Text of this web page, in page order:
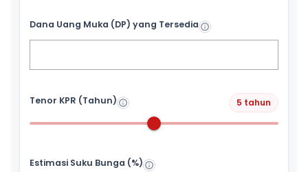
Dana Uang Muka (DP) yang Tersedia
Tenor KPR (Tahun) 5 tahun
Estimasi Suku Bunga (%)